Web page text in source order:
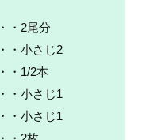
・2尾分
・小さじ2
・1/2本
・小さじ1
・小さじ1